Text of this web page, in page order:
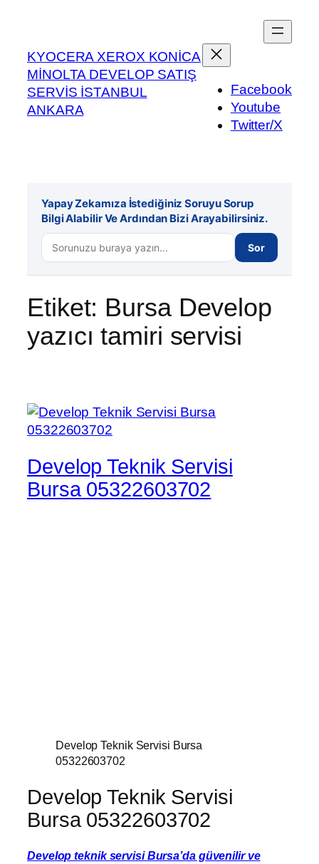
KYOCERA XEROX KONİCA
MİNOLTA DEVELOP SATIŞ
SERVİS İSTANBUL
ANKARA
Facebook
Youtube
Twitter/X
Yapay Zekamıza İstediğiniz Soruyu Sorup
Bilgi Alabilir Ve Ardından Bizi Arayabilirsiniz.
Sor
Etiket: Bursa Develop
yazıcı tamiri servisi
Develop Teknik Servisi
Bursa 05322603702
Develop Teknik Servisi Bursa
05322603702
Develop Teknik Servisi
Bursa 05322603702
Develop teknik servisi Bursa’da güvenilir ve